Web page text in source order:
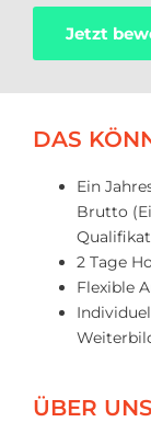
Jetzt
DAS
Ein
Brutto
2 Tage
Flexible
ÜBER UNS